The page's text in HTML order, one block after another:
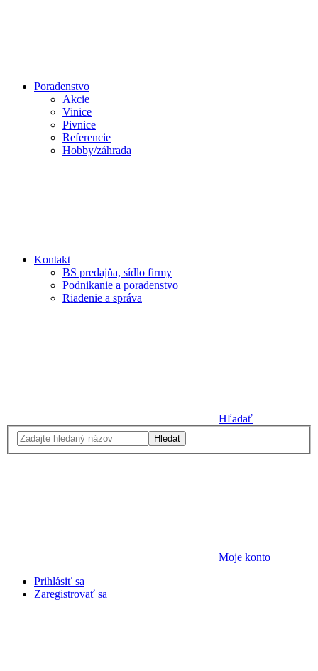
Poradenstvo
Akcie
Vinice
Pivnice
Referencie
Hobby/záhrada
Kontakt
BS predajňa, sídlo firmy
Podnikanie a poradenstvo
Riadenie a správa
Hľadať
Hledat
Moje konto
Prihlásiť sa
Zaregistrovať sa